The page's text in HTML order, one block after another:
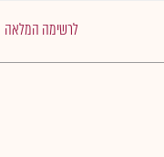
לרשימה המלאה